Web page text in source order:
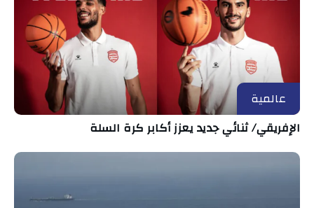
عالمية
الإفريقي/ ثنائي جديد يعزز أكابر كرة السلة